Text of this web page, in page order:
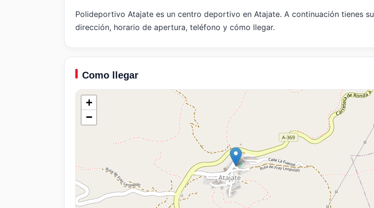
Polideportivo Atajate es un centro deportivo en Atajate. A continuación tienes su
dirección, horario de apertura, teléfono y cómo llegar.
Como llegar
+
−